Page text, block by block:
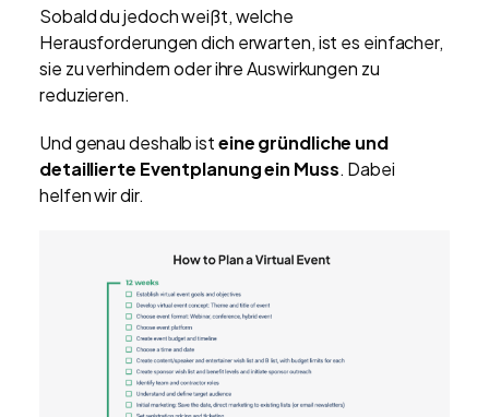
Sobald du jedoch weißt, welche
Herausforderungen dich erwarten, ist es einfacher,
sie zu verhindern oder ihre Auswirkungen zu
reduzieren.
Und genau deshalb isteine gründliche und
detaillierte Eventplanung ein Muss. Dabei
helfen wir dir.